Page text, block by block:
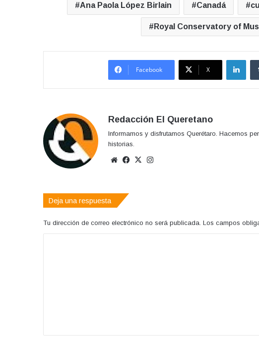
Ana Paola López Birlain Canadá
Royal Conservatory of
Facebook X
Redacción El Queretano
Informamos y disfrutamos Querétaro. Hacemos
historias.
Sitio
Facebook
X
Deja una respuesta
Tu dirección de correo electrónico no será publicada. Los campos